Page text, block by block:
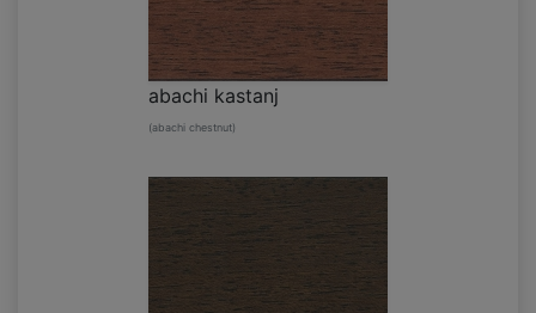
abachi kastanj
(abachi chestnut)